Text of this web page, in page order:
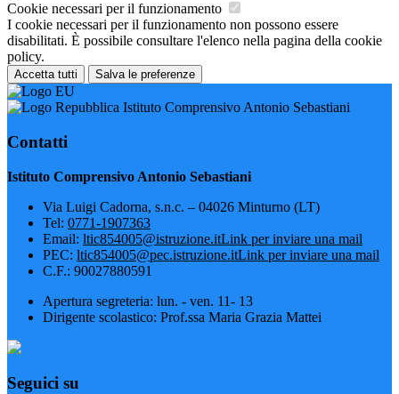
Cookie necessari per il funzionamento
I cookie necessari per il funzionamento non possono essere
disabilitati. È possibile consultare l'elenco nella pagina della cookie
policy.
Accetta tutti Salva le preferenze
Istituto Comprensivo Antonio Sebastiani
Contatti
Istituto Comprensivo Antonio Sebastiani
Via Luigi Cadorna, s.n.c. – 04026 Minturno (LT)
Tel: 0771-1907363
Email: ltic854005@istruzione.itLink per inviare una mail
PEC: ltic854005@pec.istruzione.itLink per inviare una mail
C.F.: 90027880591
Apertura segreteria: lun. - ven. 11- 13
Dirigente scolastico: Prof.ssa Maria Grazia Mattei
Seguici su